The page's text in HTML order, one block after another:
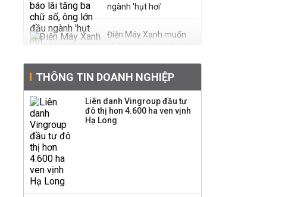
ngành 'hụt hơi'
Điện Máy Xanh muốn
phát hành cổ phiếu với
Sau nhịp điều chỉnh
mạnh, CTCK nhìn thấy
cơ hội ở nhóm cổ phiếu
THÔNG TIN DOANH NGHIỆP
Liên danh Vingroup đầu tư
đô thị hơn 4.600 ha ven vịnh
Hạ Long